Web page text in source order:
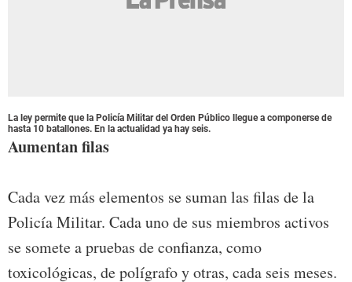
La ley permite que la Policía Militar del Orden Público llegue a componerse de
hasta 10 batallones. En la actualidad ya hay seis.
Aumentan filas
Cada vez más elementos se suman las filas de la
Policía Militar. Cada uno de sus miembros activos
se somete a pruebas de confianza, como
toxicológicas, de polígrafo y otras, cada seis meses.